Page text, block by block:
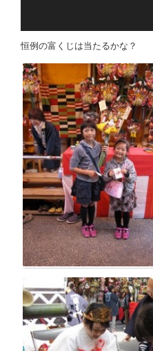
恒例の富くじは当たるかな？